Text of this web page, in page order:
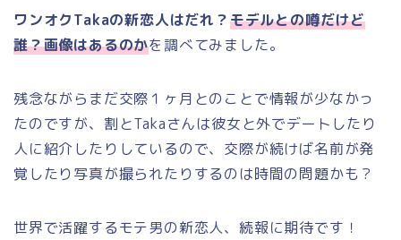
ワンオクTakaの新恋人はだれ？モデルとの噂だけど
誰？画像はあるのかを調べてみました。
残念ながらまだ交際１ヶ月とのことで情報が少なかっ
たのですが、割とTakaさんは彼女と外でデートしたり
人に紹介したりしているので、交際が続けば名前が発
覚したり写真が撮られたりするのは時間の問題かも？
世界で活躍するモテ男の新恋人、続報に期待です！